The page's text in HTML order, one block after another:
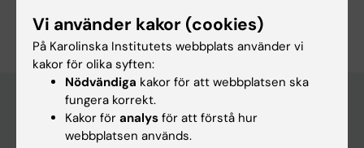
Redigera din profil
Huvudmeny
Vi använder kakor (cookies)
På Karolinska Institutets webbplats använder vi
kakor för olika syften:
Nödvändiga kakor för att webbplatsen ska
fungera korrekt.
Kakor för analys för att förstå hur
webbplatsen används.